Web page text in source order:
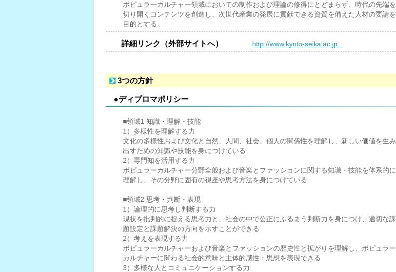
ポピュラーカルチャー領域においての制作および理論の修得にとどまらず、時代の先端を
切り開くコンテンツを創造し、次世代産業の発展に貢献できる資質を備えた人材の要請を
目的とする。
詳細リンク（外部サイトへ） http://www.kyoto-seika.ac.jp...
3つの方針
●ディプロマポリシー
■領域1 知識・理解・技能
1）多様性を理解する力
文化の多様性および文化と自然、人間、社会、個人の関係性を理解し、新しい価値を生み
出すための知識や技能を身につけている
2）専門知を活用する力
ポピュラーカルチャー分野全般および音楽とファッションに関する知識・技能を体系的に
理解し、その分野に固有の視座や思考方法を身につけている
■領域2 思考・判断・表現
1）論理的に思考し判断する力
現状を批判的に捉える思考力と、社会の中で公正にふるまう判断力を身につけ、適切な課
題設定と課題解決の方向を示すことができる
2）考えを表現する力
ポピュラーカルチャーおよび音楽とファッションの歴史性と拡がりを理解し、ポピュラー
カルチャーに関わる社会的意味と主体的感性・思想を表現できる
3）多様な人とコミュニケーションする力